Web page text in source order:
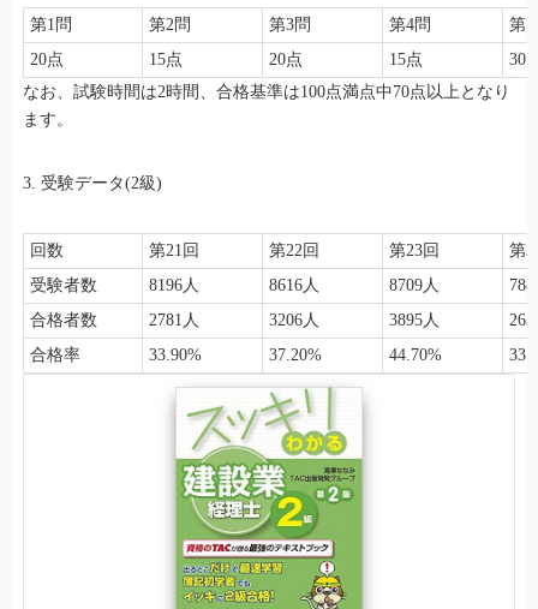
第1問 第2問 第3問 第4問
第5
20点
15点 20点 15点
30
なお、試験時間は2時間、合格基準は100点満点中70点以上となり
ます。
3. 受験データ(2級)
回数 第21回 第22回 第23回
第
受験者数
8196人 8616人 8709人
合格者数
2781人 3206人 3895人
合格率
33.90% 37.20% 44.70%